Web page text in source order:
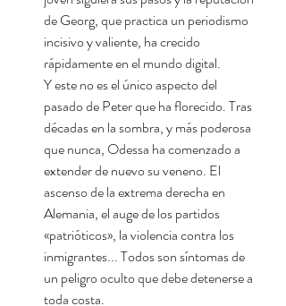
de Georg, que practica un periodismo
incisivo y valiente, ha crecido
rápidamente en el mundo digital.
Y este no es el único aspecto del
pasado de Peter que ha florecido. Tras
décadas en la sombra, y más poderosa
que nunca, Odessa ha comenzado a
extender de nuevo su veneno. El
ascenso de la extrema derecha en
Alemania, el auge de los partidos
«patrióticos», la violencia contra los
inmigrantes... Todos son síntomas de
un peligro oculto que debe detenerse a
toda costa.